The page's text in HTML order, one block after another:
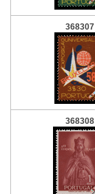
368307
368308